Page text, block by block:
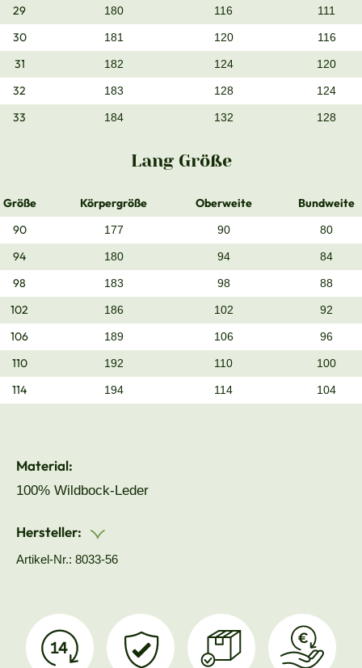
29 180 116 111
30 181 120 116
31 182 124 120
32 183 128 124
33 184 132 128
Lang Größe
Größe Körpergröße Oberweite
Bundweite
90
177 90 80
94 180 94 84
98 183 98 88
102 186 102 92
106 189 106 96
110 192 110 100
114 194 114 104
Material:
100% Wildbock-Leder
Hersteller:
Artikel-Nr.: 8033-56